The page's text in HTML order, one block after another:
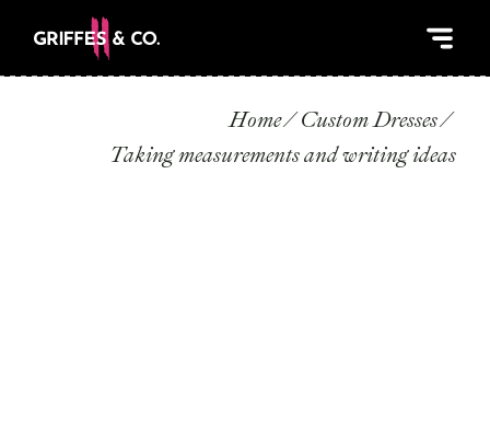
Home
Custom Dresses
Taking measurements and writing ideas